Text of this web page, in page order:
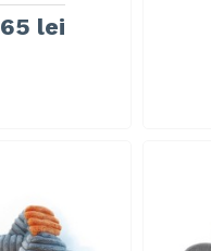
lei